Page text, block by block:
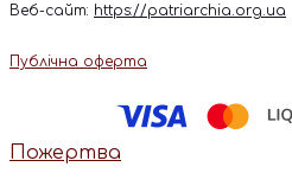
Веб-сайт: https://patriarchia.org.ua
Публічна оферта
Пожертва